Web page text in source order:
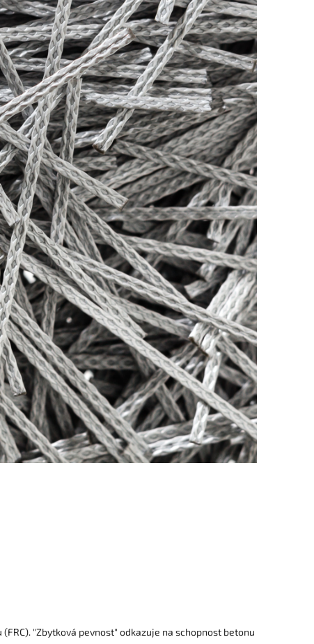
"Zbytková pevnost" odkazuje na schopnost betonu